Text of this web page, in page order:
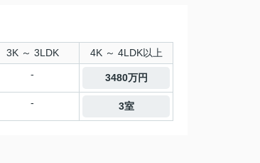
3K ～ 3LDK 4K ～ 4LDK以上
- 3480万円
- 3室